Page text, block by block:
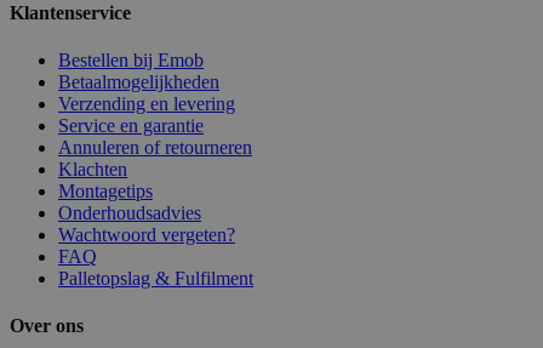
Klantenservice
Bestellen bij Emob
Betaalmogelijkheden
Verzending en levering
Service en garantie
Annuleren of retourneren
Klachten
Montagetips
Onderhoudsadvies
Wachtwoord vergeten?
FAQ
Palletopslag & Fulfilment
Over ons